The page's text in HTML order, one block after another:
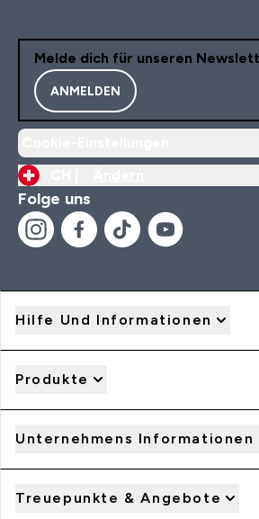
Melde dich für unseren
ANMELDEN
Folge uns
Hilfe Und Informationen
Produkte
Unternehmens Informationen
Treuepunkte & Angebote